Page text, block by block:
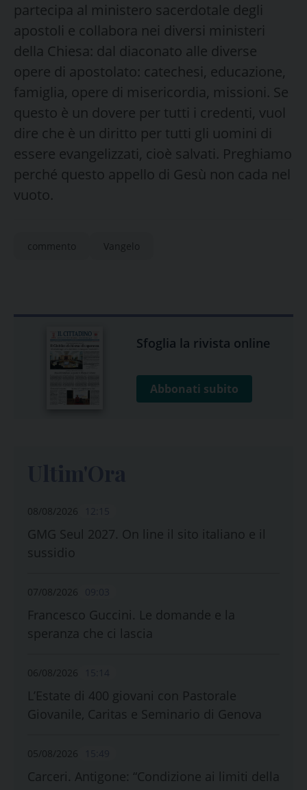
partecipa al ministero sacerdotale degli
apostoli e collabora nei diversi ministeri
della Chiesa: dal diaconato alle diverse
opere di apostolato: catechesi, educazione,
famiglia, opere di misericordia, missioni. Se
questo è un dovere per tutti i credenti, vuol
dire che è un diritto per tutti gli uomini di
essere evangelizzati, cioè salvati. Preghiamo
perché questo appello di Gesù non cada nel
vuoto.
commento Vangelo
Sfoglia la rivista online
Abbonati subito
08/08/2026
GMG Seul 2027. On line il sito italiano e il
sussidio
07/08/2026
Francesco Guccini. Le domande e la
speranza che ci lascia
06/08/2026
L’Estate di 400 giovani con Pastorale
Giovanile, Caritas e Seminario di Genova
05/08/2026
Carceri. Antigone: “Condizione ai limiti della